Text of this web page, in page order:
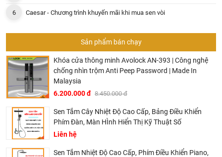
Caesar - Chương trình khuyến mãi khi mua sen vòi
Sản phẩm bán chạy
Khóa cửa thông minh Avolock AN-393 | Công nghệ
chống nhìn trộm Anti Peep Password | Made In
Malaysia
6.200.000 đ 8.450.000 đ
Sen Tắm Cây Nhiệt Độ Cao Cấp, Bảng Điều Khiển
Phím Đàn, Màn HÌnh Hiển Thị Kỹ Thuật Số
Liên hệ
Sen Tắm Nhiệt Độ Cao Cấp, Phím Điều Khiển Piano,